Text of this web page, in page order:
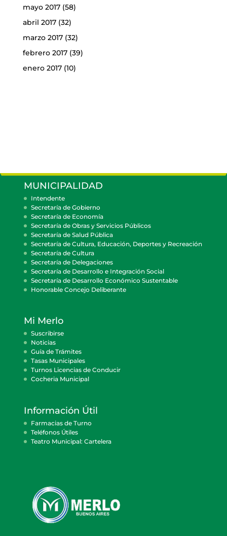
mayo 2017(58)
abril 2017(32)
marzo 2017(32)
febrero 2017(39)
enero 2017(10)
MUNICIPALIDAD
Intendente
Secretaría de Gobierno
Secretaría de Economía
Secretaría de Obras y Servicios Públicos
Secretaría de Salud Pública
Secretaría de Cultura, Educación, Deportes y Recreación
Secretaría de Cultura
Secretaría de Delegaciones
Secretaría de Desarrollo e Integración Social
Secretaría de Desarrollo Económico Sustentable
Honorable Concejo Deliberante
Mi Merlo
Suscribirse
Noticias
Guía de Trámites
Tasas Municipales
Turnos Licencias de Conducir
Cocheria Municipal
Información Útil
Farmacias de Turno
Teléfonos Útiles
Teatro Municipal: Cartelera